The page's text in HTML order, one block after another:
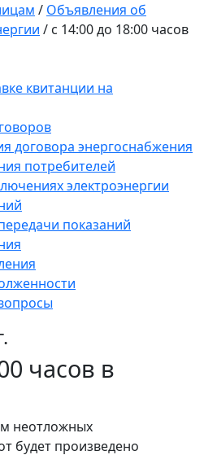
/ Объявления об
/ с 14:00 до 18:00 часов
квитанции на
договора энергоснабжения
потребителей
электроэнергии
показаний
часов в
неотложных
будет произведено